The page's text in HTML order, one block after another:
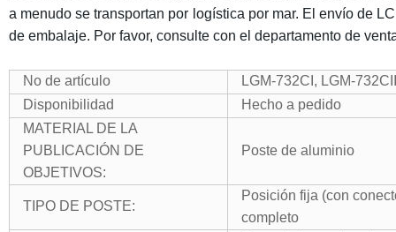
a menudo se transportan por logística por mar. El envío de
de embalaje. Por favor, consulte con el departamento de
No de artículo
LGM-732CI, LGM-
Disponibilidad
Hecho a pedido
MATERIAL DE LA
PUBLICACIÓN DE
OBJETIVOS:
Poste de aluminio
TIPO DE POSTE:
Posición fija (con
completo